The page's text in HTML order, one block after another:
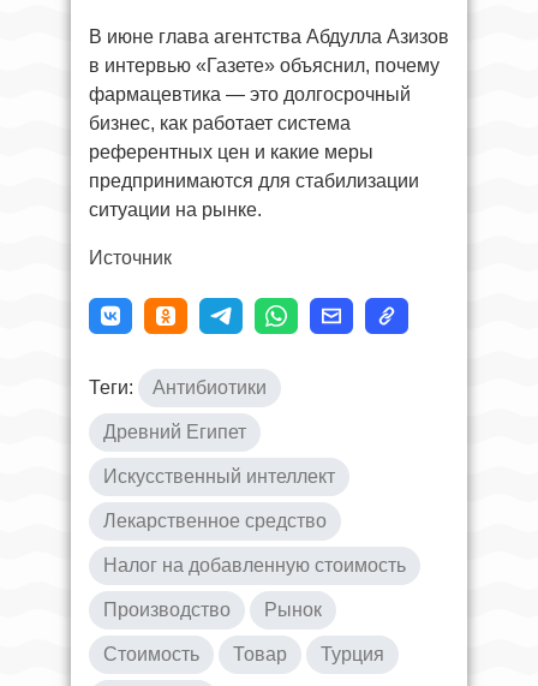
В июне глава агентства Абдулла Азизов
в интервью «Газете» объяснил, почему
фармацевтика — это долгосрочный
бизнес, как работает система
референтных цен и какие меры
предпринимаются для стабилизации
ситуации на рынке.
Источник
Теги: Антибиотики
Древний Египет
Искусственный интеллект
Лекарственное средство
Налог на добавленную стоимость
Производство Рынок
Стоимость Товар Турция